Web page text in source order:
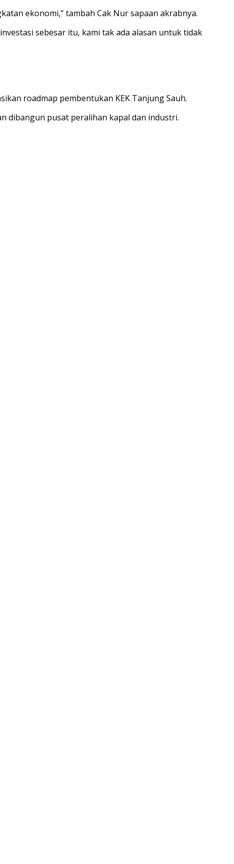
ekonomi,” tambah Cak Nur sapaan akrabnya.
sebesar itu, kami tak ada alasan untuk tidak
roadmap pembentukan KEK Tanjung Sauh.
dibangun pusat peralihan kapal dan industri.